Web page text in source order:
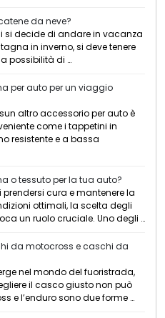
da neve?
si decide di andare in vacanza
in inverno, si deve tenere
possibilità di …
per auto per un viaggio
altro accessorio per auto è
come i tappetini in
resistente e a bassa
o tessuto per la tua auto?
cura e mantenere la
ottimali, la scelta degli
un ruolo cruciale. Uno degli …
da motocross e caschi da
nel mondo del fuoristrada,
il casco giusto non può
e l’enduro sono due forme …